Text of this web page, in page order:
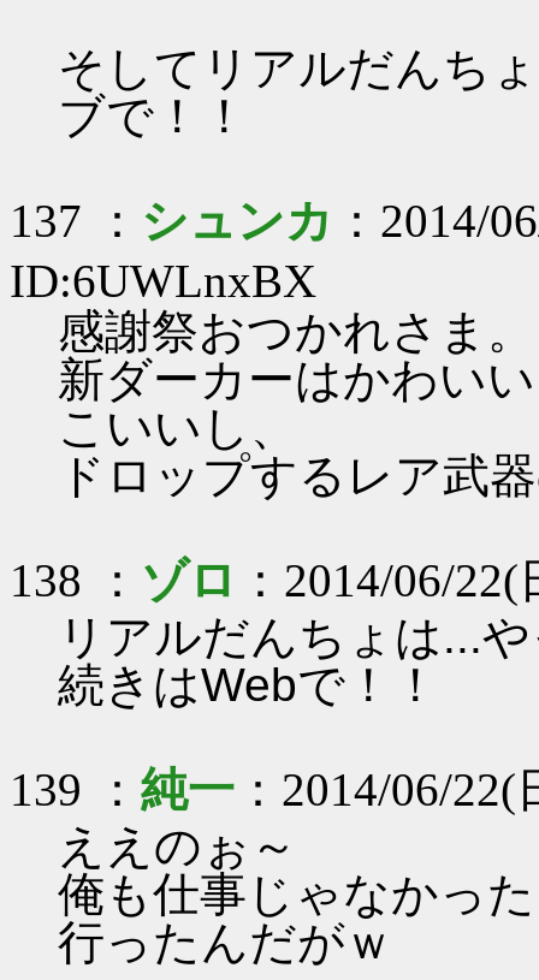
そしてリアルだんち
ブで！！
137 ： シュンカ ：2014/
ID:6UWLnxBX
感謝祭おつかれさま。
新ダーカーはかわい
こいいし、
ドロップするレア武
138 ： ゾロ ：2014/06/
リアルだんちょは...
続きはWebで！！
139 ： 純一 ：2014/06/
ええのぉ～
俺も仕事じゃなかっ
行ったんだがｗ